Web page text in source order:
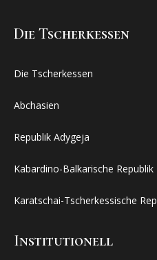
Dıe Tscherkessen
Die Tscherkessen
Abchasien
Republik Adygeja
Kabardino-Balkarische Republik
Karatschai-Tscherkessische
Institutionell